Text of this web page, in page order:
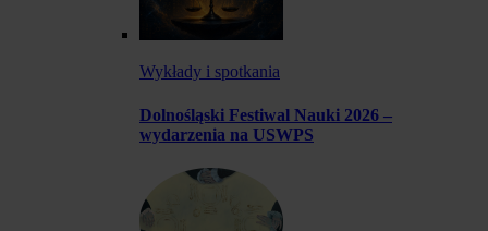
Wykłady i spotkania
Dolnośląski Festiwal Nauki 2026 –
wydarzenia na USWPS